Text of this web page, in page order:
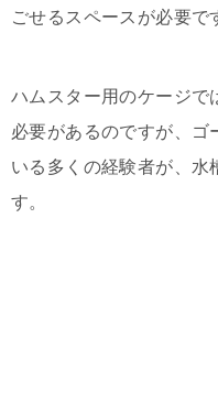
ごせるスペースが必要で
ハムスター用のケージで
必要があるのですが、ゴ
いる多くの経験者が、水
す。